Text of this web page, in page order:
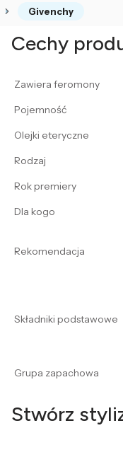
Givenchy
Cechy
Zawiera feromony
Pojemność
Olejki eteryczne
Rodzaj
Rok premiery
Dla kogo
Rekomendacja
Składniki podstawowe
Grupa zapachowa
Stwórz